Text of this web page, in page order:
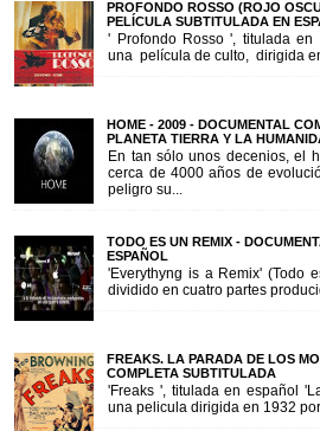
PROFONDO ROSSO (ROJO
PELÍCULA SUBTITULADA EN
' Profondo Rosso ', titulada
una película de culto, dirigida
HOME - 2009 - DOCUMENTAL
PLANETA TIERRA Y LA
En tan sólo unos decenios, el
cerca de 4000 años de
peligro su...
TODO ES UN REMIX -
ESPAÑOL
'Everythyng is a Remix' (Todo
dividido en cuatro partes
FREAKS. LA PARADA DE LOS
COMPLETA SUBTITULADA
'Freaks ', titulada en español
una pelicula dirigida en 1932